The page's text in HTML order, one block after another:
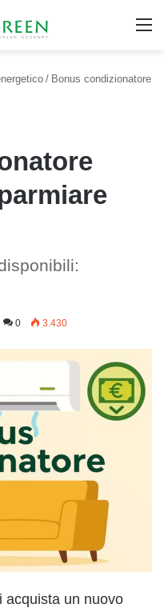
/ Bonus condizionatore
0 3.430
acquista un nuovo